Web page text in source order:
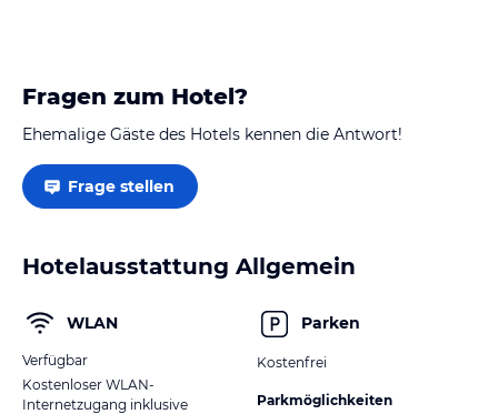
Fragen zum Hotel?
Ehemalige Gäste des Hotels kennen die Antwort!
Frage stellen
Hotelausstattung Allgemein
WLAN
Verfügbar
Kostenloser WLAN-
Internetzugang inklusive
Parken
Kostenfrei
Parkmöglichkeiten